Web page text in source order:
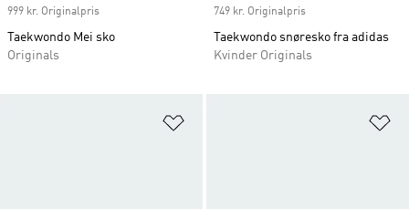
999 kr. Originalpris
Taekwondo Mei sko
Originals
749 kr. Originalpris
Taekwondo snøresko fra adidas
Kvinder Originals